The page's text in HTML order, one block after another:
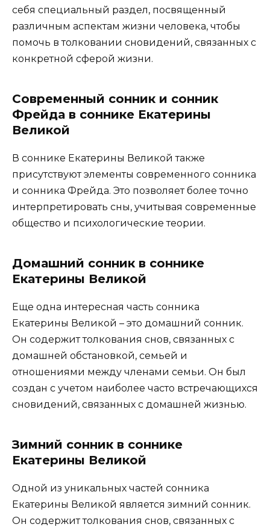
себя специальный раздел, посвященный
различным аспектам жизни человека, чтобы
помочь в толковании сновидений, связанных с
конкретной сферой жизни.
Современный сонник и сонник
Фрейда в соннике Екатерины
Великой
В соннике Екатерины Великой также
присутствуют элементы современного сонника
и сонника Фрейда. Это позволяет более точно
интерпретировать сны, учитывая современные
общество и психологические теории.
Домашний сонник в соннике
Екатерины Великой
Еще одна интересная часть сонника
Екатерины Великой – это домашний сонник.
Он содержит толкования снов, связанных с
домашней обстановкой, семьей и
отношениями между членами семьи. Он был
создан с учетом наиболее часто встречающихся
сновидений, связанных с домашней жизнью.
Зимний сонник в соннике
Екатерины Великой
Одной из уникальных частей сонника
Екатерины Великой является зимний сонник.
Он содержит толкования снов, связанных с